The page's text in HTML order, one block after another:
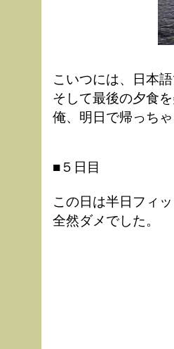
こいつには、日本
そして最後の夕食
俺、明日で帰っち
■５日目
この日は半日フィ
全然ダメでした。